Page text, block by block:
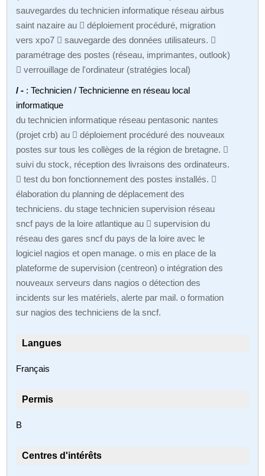
sauvegardes du technicien informatique réseau airbus
saint nazaire au  déploiement procéduré, migration
vers xpo7  sauvegarde des données utilisateurs. 
paramétrage des postes (réseau, imprimantes, outlook)
 verrouillage de l'ordinateur (stratégies local)
/ - : Technicien / Technicienne en réseau local
informatique
du technicien informatique réseau pentasonic nantes
(projet crb) au  déploiement procéduré des nouveaux
postes sur tous les collèges de la région de bretagne. 
suivi du stock, réception des livraisons des ordinateurs.
 test du bon fonctionnement des postes installés. 
élaboration du planning de déplacement des
techniciens. du stage technicien supervision réseau
sncf pays de la loire atlantique au  supervision du
réseau des gares sncf du pays de la loire avec le
logiciel nagios et open manage. o mis en place de la
plateforme de supervision (centreon) o intégration des
nouveaux serveurs dans nagios o détection des
incidents sur les matériels, alerte par mail. o formation
sur nagios des techniciens de la sncf.
Langues
Français
Permis
B
Centres d'intérêts